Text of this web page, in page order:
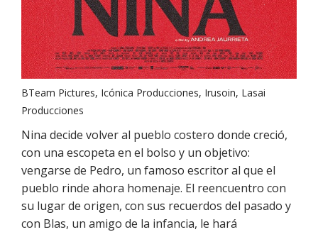
BTeam Pictures, Icónica Producciones, Irusoin, Lasai
Producciones
Nina decide volver al pueblo costero donde creció,
con una escopeta en el bolso y un objetivo:
vengarse de Pedro, un famoso escritor al que el
pueblo rinde ahora homenaje. El reencuentro con
su lugar de origen, con sus recuerdos del pasado y
con Blas, un amigo de la infancia, le hará